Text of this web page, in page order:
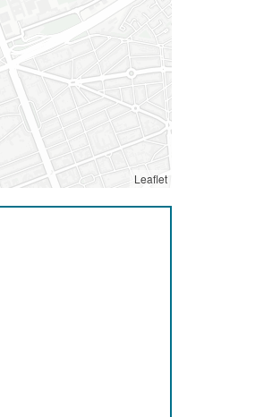
Leaflet